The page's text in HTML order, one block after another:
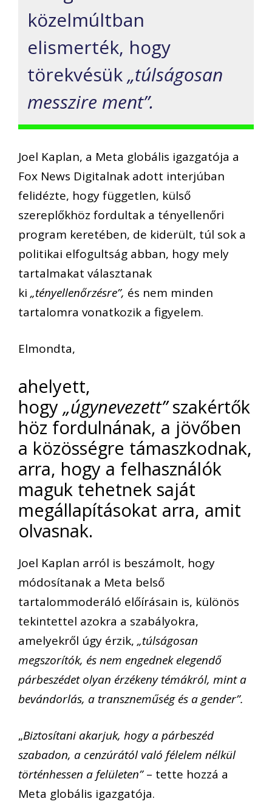
közelmúltban
elismerték, hogy
törekvésük„túlságosan
messzire ment”.
Joel Kaplan, a Meta globális igazgatója a
Fox News Digitalnak adott interjúban
felidézte, hogy független, külső
szereplőkhöz fordultak a tényellenőri
program keretében, de kiderült, túl sok a
politikai elfogultság abban, hogy mely
tartalmakat választanak
ki „tényellenőrzésre”, és nem minden
tartalomra vonatkozik a figyelem.
Elmondta,
ahelyett,
hogy „úgynevezett”szakértők
höz fordulnának, a jövőben
a közösségre támaszkodnak,
arra, hogy a felhasználók
maguk tehetnek saját
megállapításokat arra, amit
olvasnak.
Joel Kaplan arról is beszámolt, hogy
módosítanak a Meta belső
tartalommoderáló előírásain is, különös
tekintettel azokra a szabályokra,
amelyekről úgy érzik, „túlságosan
megszorítók, és nem engednek elegendő
párbeszédet olyan érzékeny témákról, mint a
bevándorlás, a transzneműség és a gender”.
„Biztosítani akarjuk, hogy a párbeszéd
szabadon, a cenzúrától való félelem nélkül
történhessen a felületen”– tette hozzá a
Meta globális igazgatója.